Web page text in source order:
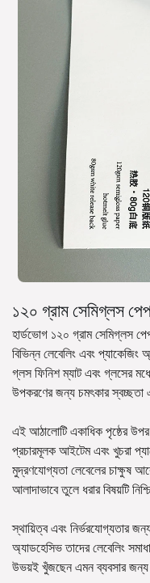
১২০ গ্রাম সেমিগ্লস
হার্ডভোগ ১২০ গ্রাম সেমিগ্লস
বিভিন্ন লেবেলিং এবং
গ্লস ফিনিশ ম্যাট এবং গ্লসের
উপকরণের জন্য চমৎকার স্বচ্ছতা
এই আঠালোটি একাধিক পৃষ্ঠের
প্রচারমূলক আইটেম এবং খুচরা
মুদ্রণযোগ্যতা লেবেলের চাক্ষুষ
আলাদাভাবে তুলে ধরার বিষয়টি
স্থায়িত্ব এবং নির্ভরযোগ্যতার
অ্যাডহেসিভ তাদের লেবেলিং
উভয়ই খুঁজছেন এমন ব্যবসার